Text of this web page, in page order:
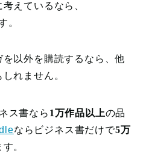
えているなら、
。
以外を購読するなら、他
れません。
ス書なら 1万作品以上の品
ならビジネス書だけで5万
。